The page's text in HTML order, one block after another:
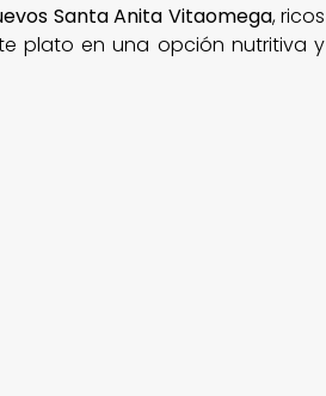
Santa Anita Vitaomega, ricos
plato en una opción nutritiva y